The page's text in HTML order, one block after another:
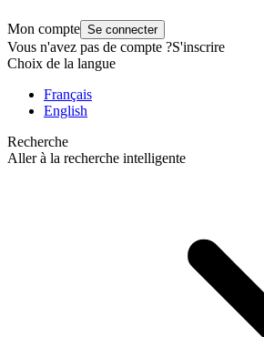
Mon compte Se connecter
Vous n'avez pas de compte ?S'inscrire
Choix de la langue
Français
English
Recherche
Aller à la recherche intelligente